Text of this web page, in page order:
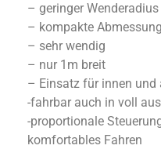
– geringer Wenderadius
– kompakte
– sehr wendig
– nur 1m breit
– Einsatz für innen und
-fahrbar auch in voll
-proportionale
komfortables Fahren